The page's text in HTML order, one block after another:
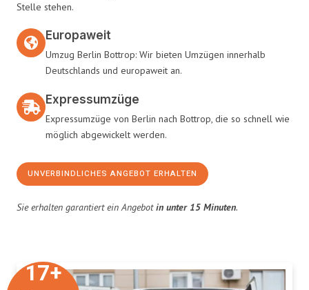
17+
Stelle stehen.
Europaweit
Umzug Berlin Bottrop: Wir bieten Umzügen innerhalb
Deutschlands und europaweit an.
Expressumzüge
Expressumzüge von Berlin nach Bottrop, die so schnell wie
möglich abgewickelt werden.
UNVERBINDLICHES ANGEBOT ERHALTEN
Sie erhalten garantiert ein Angebotin unter 15 Minuten.